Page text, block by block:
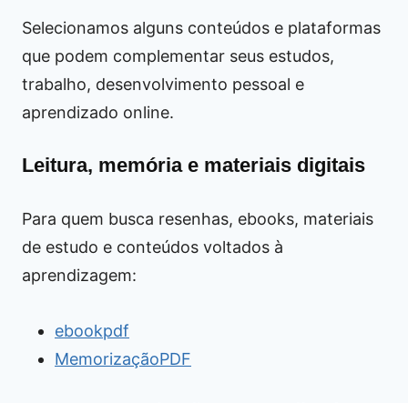
Selecionamos alguns conteúdos e plataformas
que podem complementar seus estudos,
trabalho, desenvolvimento pessoal e
aprendizado online.
Leitura, memória e materiais digitais
Para quem busca resenhas, ebooks, materiais
de estudo e conteúdos voltados à
aprendizagem:
ebookpdf
MemorizaçãoPDF